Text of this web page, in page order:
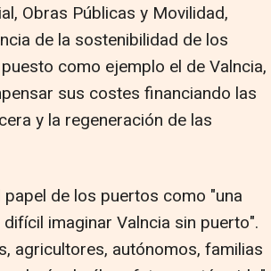
Obras Públicas y Movilidad,
de la sostenibilidad de los
como ejemplo el de Valncia,
sus costes financiando las
y la regeneración de las
de los puertos como "una
imaginar Valncia sin puerto".
agricultores, autónomos, familias